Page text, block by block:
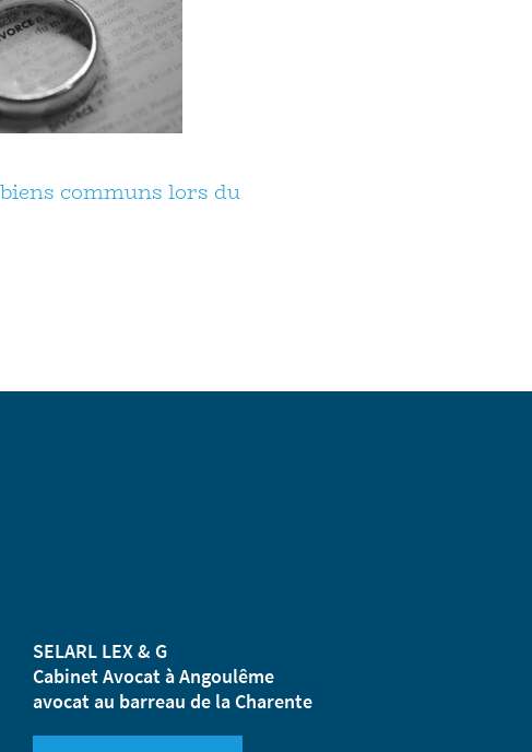
communs lors du
SELARL LEX & G
Cabinet Avocat à Angoulême
avocat au barreau de la Charente